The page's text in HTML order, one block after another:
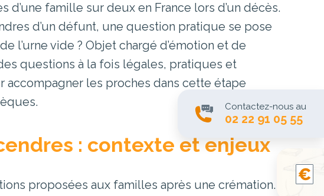
Contactez-nous au
02 22 91 05 55
d’une famille sur deux en France lors d’un décès.
d’un défunt, une question pratique se pose
l’urne vide ? Objet chargé d’émotion et de
questions à la fois légales, pratiques et
les proches dans cette étape
: contexte et enjeux
proposées aux familles après une crémation.